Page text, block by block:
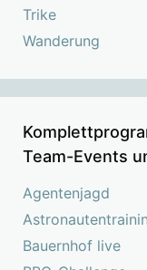
Trike
Wanderung
Team-Events
Agentenjagd
Bauernhof live